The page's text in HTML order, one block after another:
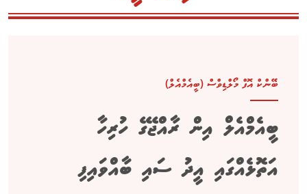
ބޭންކް އޮފް މޯލްޑިވްސް (ބީއެމްއެލް)
ބީއެމްއެލް އިން ރާއްޖޭގެ ހުރިހާ
އަތޮޅެއްގައި އީދު ސައި ބާއްވައިފި